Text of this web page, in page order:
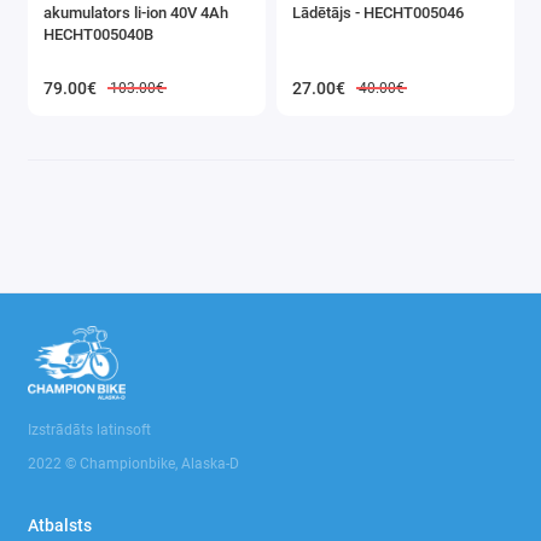
Siltumnīcas un plēves
Mangali / Grilli / Katli
Transporta rati un aksesuāri
Dārza rokas instruments
akumulators li-ion 40V 4Ah
HECHT005040B
79.00€ 103.00€
Lādētājs - HECHT005046
27.00€ 40.00€
Izstrādāts latinsoft
2022 © Championbike, Alaska-D
Atbalsts